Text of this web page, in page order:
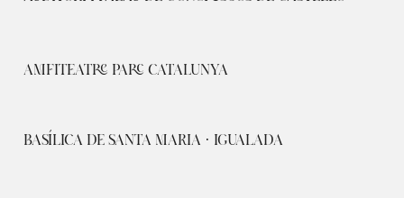
AMFITEATRE PARC CATALUNYA
BASÍLICA DE SANTA MARIA · IGUALADA